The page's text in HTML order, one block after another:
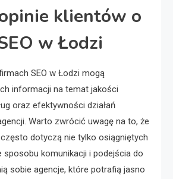
klientów o
w Łodzi
SEO w Łodzi mogą
informacji na temat jakości
oraz efektywności działań
Warto zwrócić uwagę na to, że
dotyczą nie tylko osiągniętych
sposobu komunikacji i podejścia do
sobie agencje, które potrafią jasno